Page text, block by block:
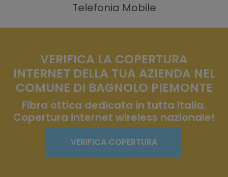
Telefonia Mobile
VERIFICA LA COPERTURA
INTERNET DELLA TUA AZIENDA NEL
COMUNE DI BAGNOLO PIEMONTE
Fibra ottica dedicata in tutta Italia.
Copertura internet wireless nazionale!
VERIFICA COPERTURA